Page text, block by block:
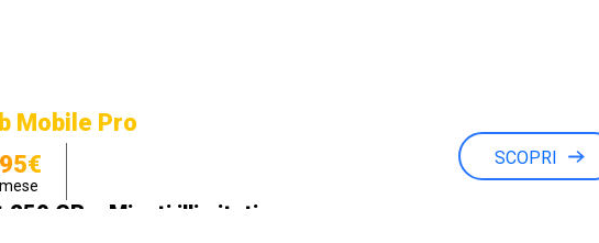
Mobile Pro
250 GB e Minuti illimitati
SCOPRI